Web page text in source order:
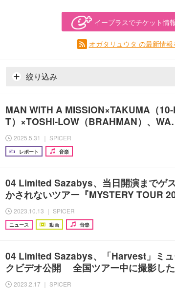
イープラスでチケット情
オガタリュウタ の最新情
絞り込み
MAN WITH A MISSION×TAKUMA（
T）×TOSHI-LOW（BRAHMAN）、
2025.5.31 ｜ SPICER
レポート 音楽
04 Limited Sazabys、当日開演までゲ
かされないツアー『MYSTERY TOUR
2023.10.13 ｜ SPICER
ニュース 動画 音楽
04 Limited Sazabys、「Harvest」ミュ
クビデオ公開 全国ツアー中に撮影し
2023.2.17 ｜ SPICER